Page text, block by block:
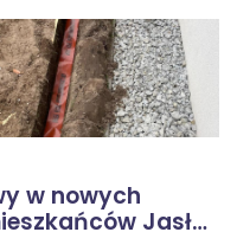
w nowych
Jasła i